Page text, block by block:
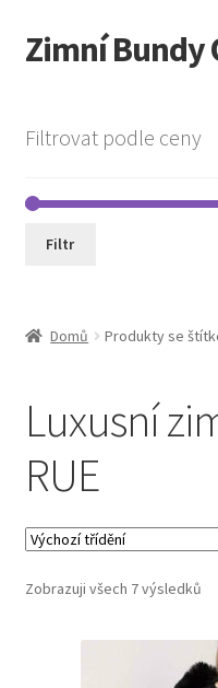
Přeskočit
na
Přejít
k
Zimní Bundy
Filtrovat podle ceny
Filtr
Domů Produkty se
Luxusní
RUE
Zobrazuji všech 7 výsledků